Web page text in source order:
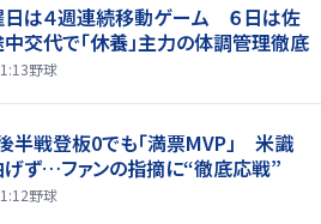
日は４週連続移動ゲーム ６日は佐
交代で「休養」主力の体調管理徹底
野球
半戦登板0でも「満票MVP」 米識
ず…ファンの指摘に“徹底応戦”
野球